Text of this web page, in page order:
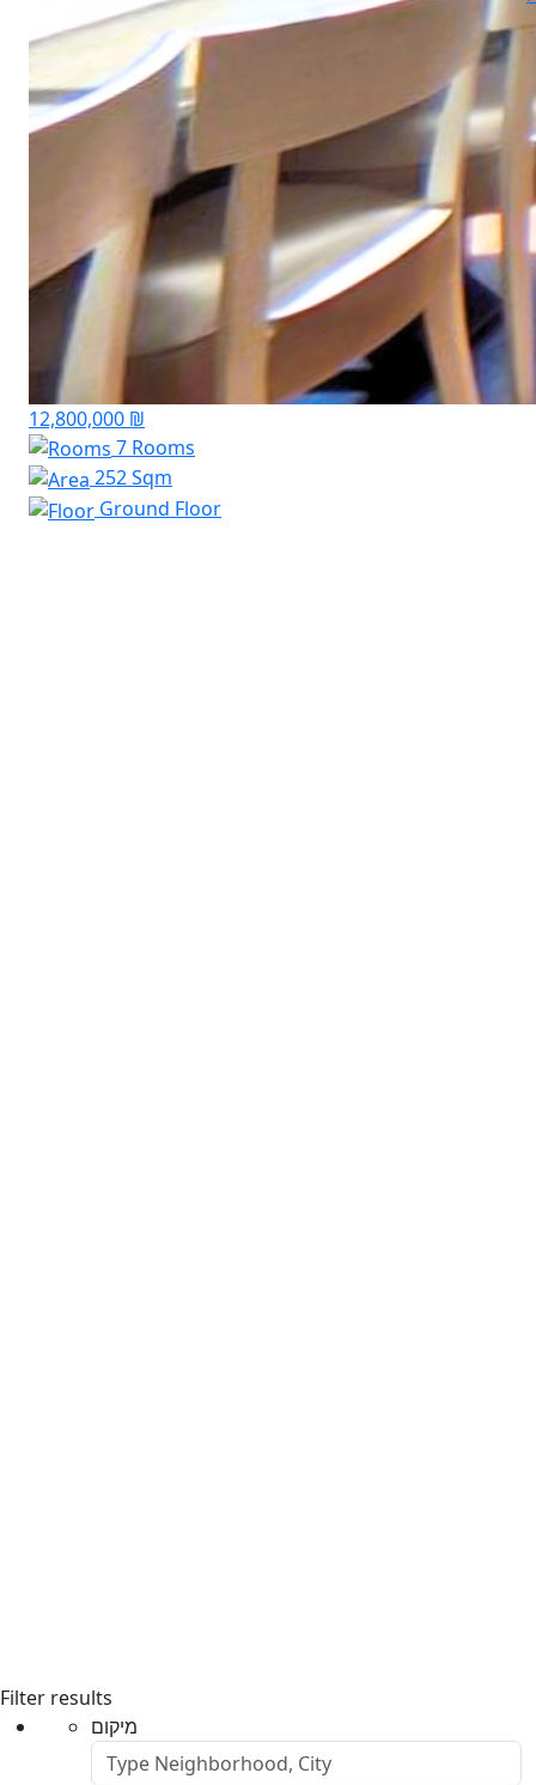
12,800,000 ₪
7 Rooms
252 Sqm
Ground Floor
Filter results
מיקום